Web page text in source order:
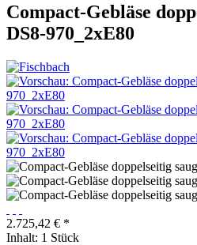
Compact-Gebläse
DS8-970_2xE80
2.725,42 € *
Inhalt: 1 Stück